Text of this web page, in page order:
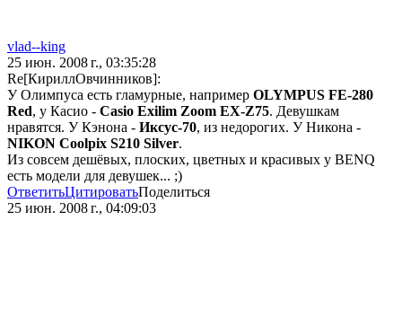
vlad--king
25 июн. 2008 г., 03:35:28
Re[КириллОвчинников]:
У Олимпуса есть гламурные, например OLYMPUS FE-280
Red, у Касио - Casio Exilim Zoom EX-Z75. Девушкам
нравятся. У Кэнона - Иксус-70, из недорогих. У Никона -
NIKON Coolpix S210 Silver.
Из совсем дешёвых, плоских, цветных и красивых у BENQ
есть модели для девушек... ;)
ОтветитьЦитироватьПоделиться
25 июн. 2008 г., 04:09:03